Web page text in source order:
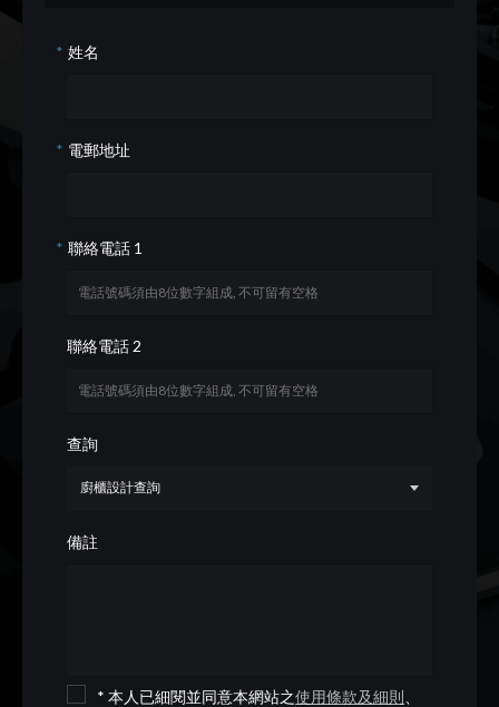
姓名
電郵地址
聯絡電話 1
聯絡電話 2
查詢
備註
* 本人已細閱並同意本網站之使用條款及細則